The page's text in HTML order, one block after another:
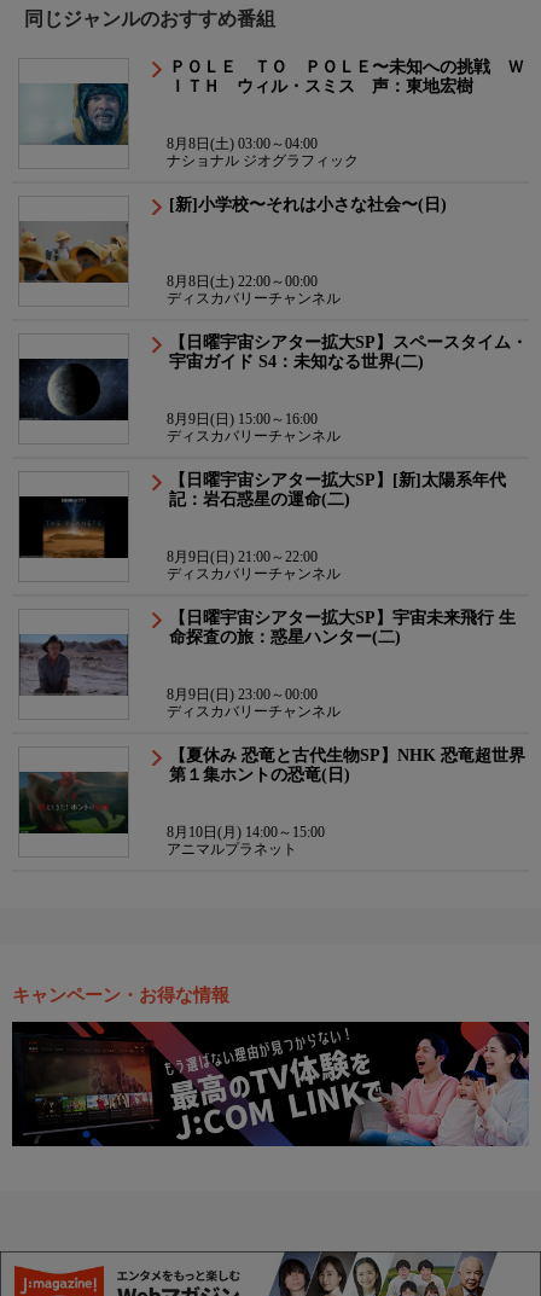
同じジャンルのおすすめ番組
ＰＯＬＥ ＴＯ ＰＯＬＥ〜未知への挑戦 Ｗ
ＩＴＨ ウィル・スミス 声：東地宏樹
8月8日(土) 03:00～04:00
ナショナル ジオグラフィック
[新]小学校〜それは小さな社会〜(日)
8月8日(土) 22:00～00:00
ディスカバリーチャンネル
【日曜宇宙シアター拡大SP】スペースタイム・
宇宙ガイド S4：未知なる世界(二)
8月9日(日) 15:00～16:00
ディスカバリーチャンネル
【日曜宇宙シアター拡大SP】[新]太陽系年代
記：岩石惑星の運命(二)
8月9日(日) 21:00～22:00
ディスカバリーチャンネル
【日曜宇宙シアター拡大SP】宇宙未来飛行 生
命探査の旅：惑星ハンター(二)
8月9日(日) 23:00～00:00
ディスカバリーチャンネル
【夏休み 恐竜と古代生物SP】NHK 恐竜超世界
第１集ホントの恐竜(日)
8月10日(月) 14:00～15:00
アニマルプラネット
キャンペーン・お得な情報